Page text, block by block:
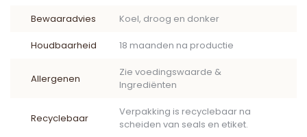
Bewaaradvies Koel, droog en donker
Houdbaarheid 18 maanden na productie
Allergenen
Zie voedingswaarde &
Ingrediënten
Recyclebaar
Verpakking is recyclebaar na
scheiden van seals en etiket.